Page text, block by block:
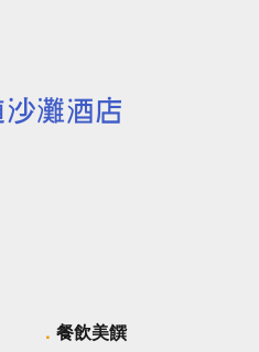
餐飲美饌